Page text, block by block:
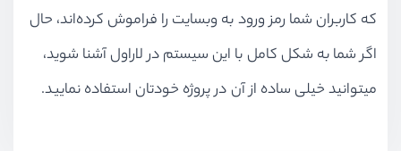
بخش چهاردهم سئو
که کاربران شما رمز ورود به وبسایت را فراموش کرده‌اند، حال
اگر شما به شکل کامل با این سیستم در لاراول آشنا شوید،
میتوانید خیلی ساده از آن در پروژه خودتان استفاده نمایید.